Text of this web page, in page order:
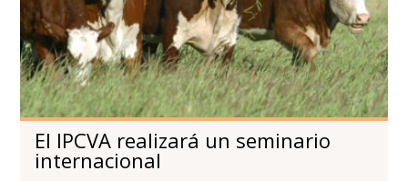
El IPCVA realizará un seminario
internacional